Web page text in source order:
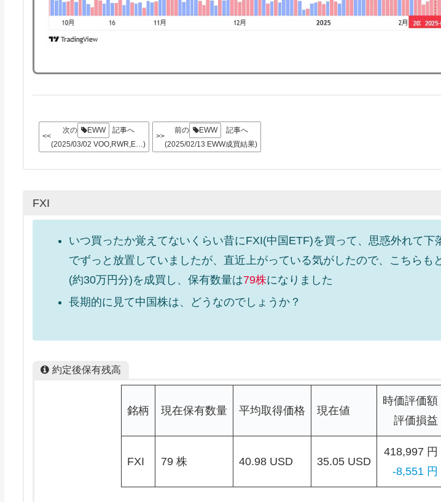
<<
次の EWW
記事へ
(2025/03/02 VOO,RWR,E…)
>>
前の EWW
記事へ
(2025/02/13 EWW成買結果)
FXI
いつ買ったか覚えてないくらい昔にFXI(中国ETF)を買って、思惑外れて下
でずっと放置していましたが、直近上がっている気がしたので、こちらも
(約30万円分)を成買し、保有数量は79株になりました
長期的に見て中国株は、どうなのでしょうか？
約定後保有残高
銘柄 現在保有数量 平均取得価格 現在値
時価評価額
評価損益
FXI 79 株 40.98 USD 35.05 USD
418,997 円
-8,551 円